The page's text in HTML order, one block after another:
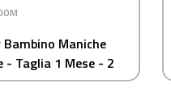
Bambino Maniche
- Taglia 1 Mese - 2
Cammello e Bianco